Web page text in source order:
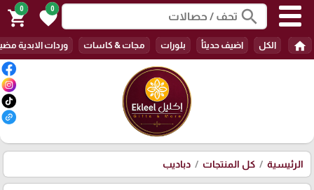
search
0
favorite
0
shopping_cart
home الكل اضيف حديثأ بلورات مجات & كاسات وردات الابدية
الرئيسية كل المنتجات دباديب